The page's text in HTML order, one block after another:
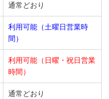
通常どおり
利用可能（土曜日営業時
間）
利用可能（日曜・祝日営業
時間）
通常どおり